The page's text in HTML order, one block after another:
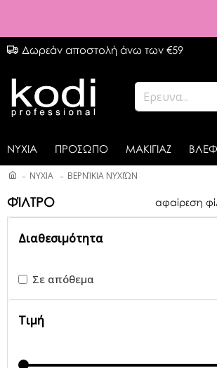
Δωρεάν αποστολή άνω των €59
ΝΥΧΙΑ ΠΡΟΣΩΠΟ ΜΑΚΙΓΙΑΖ
ΝΥΧΙΑ ΒΕΡΝΊΚΙΑ ΝΥΧΙΏΝ
ΦΊΛΤΡΟ αφαίρεση
Τιμή
Διαθεσιμότητα
Σε απόθεμα